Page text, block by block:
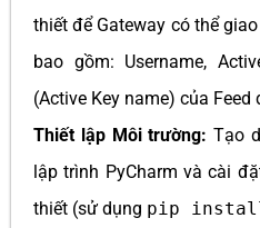
thiết để Gateway có thể
bao gồm: Username,
(Active Key name) của Feed
Thiết lập Môi trường: Tạo
lập trình PyCharm và cài
thiết (sử dụng pip